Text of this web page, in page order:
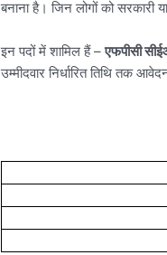
बनाना है। जिन लोगों को
इन पदों में शामिल हैं –एफपीसी
उम्मीदवार निर्धारित तिथि तक